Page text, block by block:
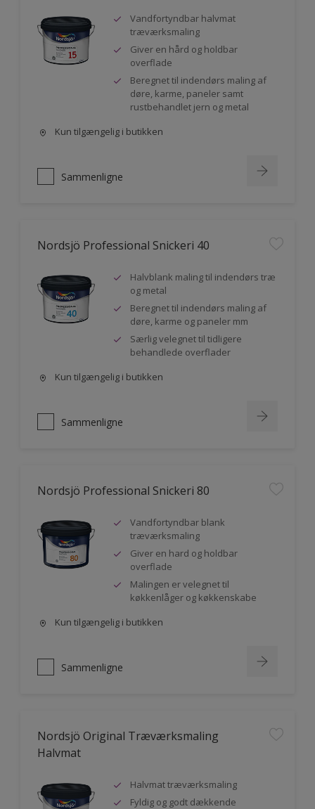
Vandfortyndbar halvmat
træværksmaling
Giver en hård og holdbar
overflade
Beregnet til indendørs maling af
døre, karme, paneler samt
rustbehandlet jern og metal
Kun tilgængelig i butikken
Sammenligne
Nordsjö Professional Snickeri 40
Halvblank maling til indendørs træ
og metal
Beregnet til indendørs maling af
døre, karme og paneler mm
Særlig velegnet til tidligere
behandlede overflader
Kun tilgængelig i butikken
Sammenligne
Nordsjö Professional Snickeri 80
Vandfortyndbar blank
træværksmaling
Giver en hard og holdbar
overflade
Malingen er velegnet til
køkkenlåger og køkkenskabe
Kun tilgængelig i butikken
Sammenligne
Nordsjö Original Træværksmaling
Halvmat
Halvmat træværksmaling
Fyldig og godt dækkende